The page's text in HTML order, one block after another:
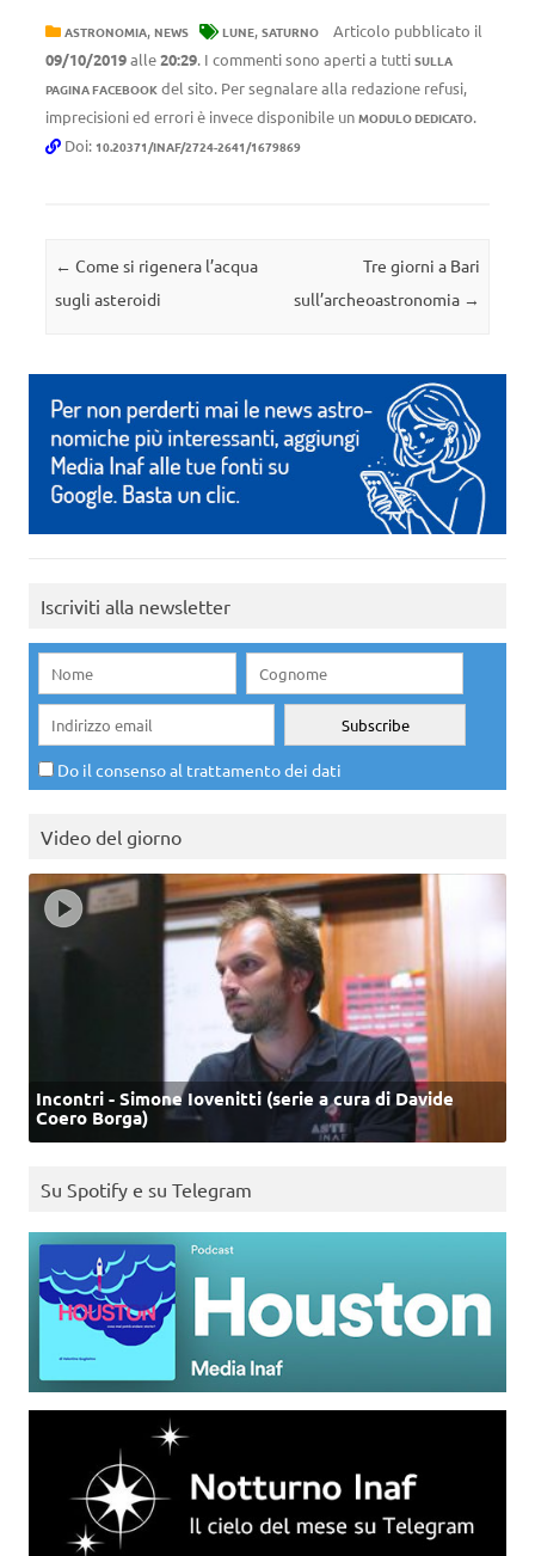
ASTRONOMIA, NEWS LUNE, SATURNO
Articolo pubblicato il
09/10/2019alle20:29. I commenti sono aperti a tutti SULLA
PAGINA FACEBOOK del sito. Per segnalare alla redazione refusi,
imprecisioni ed errori è invece disponibile un MODULO DEDICATO.
Doi: 10.20371/INAF/2724-2641/1679869
Navigazione articolo
← Come si rigenera l’acqua
sugli asteroidi
Tre giorni a Bari
sull’archeoastronomia →
Iscriviti alla newsletter
Do il consenso al trattamento dei dati
Video del giorno
Incontri - Simone Iovenitti (serie a cura di Davide
Coero Borga)
Su Spotify e su Telegram